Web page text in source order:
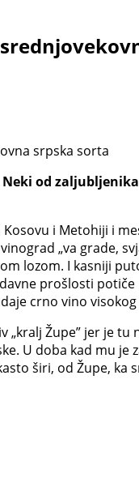
od
i Metohiji i
„va grade,
lozom. I kasniji
prošlosti
crno vino
„kralj Župe” jer je
U doba kad mu
širi, od Župe,